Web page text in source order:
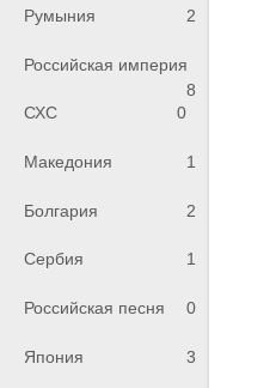
Румыния 2
Российская империя
8
СХС
0
Македония 1
Болгария 2
Сербия 1
Российская песня 0
Япония 3